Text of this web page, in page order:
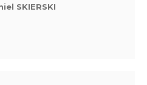
SKIERSKI